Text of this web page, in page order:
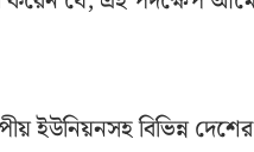
ইউনিয়নসহ বিভিন্ন